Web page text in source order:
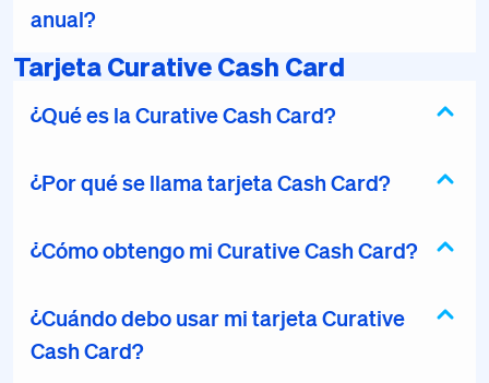
anual?
Tarjeta Curative Cash Card
¿Qué es la Curative Cash Card?
¿Por qué se llama tarjeta Cash Card?
¿Cómo obtengo mi Curative Cash Card?
¿Cuándo debo usar mi tarjeta Curative
Cash Card?